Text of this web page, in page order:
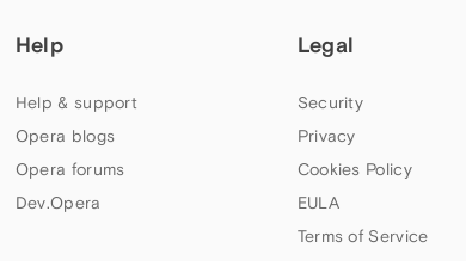
Help
Help & support
Opera blogs
Opera forums
Dev.Opera
Legal
Security
Privacy
Cookies Policy
EULA
Terms of Service